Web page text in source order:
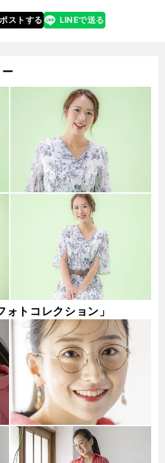
ストする
line LINEで送る
トコレクション」